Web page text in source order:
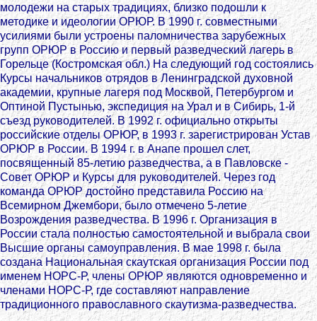
молодежи на старых традициях, близко подошли к
методике и идеологии ОРЮР. В 1990 г. совместными
усилиями были устроены паломничества зарубежных
групп ОРЮР в Россию и первый разведческий лагерь в
Горельце (Костромская обл.) На следующий год состоялись
Курсы начальников отрядов в Ленинградской духовной
академии, крупные лагеря под Москвой, Петербургом и
Оптиной Пустынью, экспедиция на Урал и в Сибирь, 1-й
съезд руководителей. В 1992 г. официально открыты
российские отделы ОРЮР, в 1993 г. зарегистрирован Устав
ОРЮР в России. В 1994 г. в Анапе прошел слет,
посвященный 85-летию разведчества, а в Павловске -
Совет ОРЮР и Курсы для руководителей. Через год
команда ОРЮР достойно представила Россию на
Всемирном Джембори, было отмечено 5-летие
Возрождения разведчества. В 1996 г. Организация в
России стала полностью самостоятельной и выбрала свои
Высшие органы самоуправления. В мае 1998 г. была
создана Национальная скаутская организация России под
именем НОРС-Р, члены ОРЮР являются одновременно и
членами НОРС-Р, где составляют направление
традиционного православного скаутизма-разведчества.